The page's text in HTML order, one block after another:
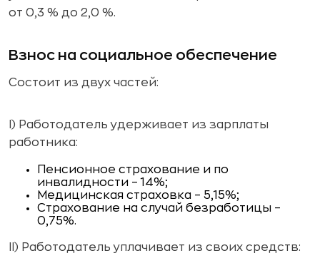
от 0,3 % до 2,0 %.
Взнос на социальное обеспечение
Состоит из двух частей:
I) Работодатель удерживает из зарплаты
работника:
Пенсионное страхование и по
инвалидности – 14%;
Медицинская страховка – 5,15%;
Страхование на случай безработицы –
0,75%.
II) Работодатель уплачивает из своих средств: